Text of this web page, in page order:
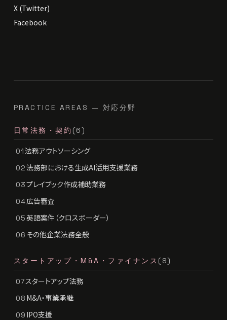
X (Twitter)
Facebook
PRACTICE AREAS — 対応分野
日常法務・契約 (6)
01法務アウトソーシング
02法務部における生成AI活用支援業務
03プレイブック作成補助業務
04広告審査
05英語案件（クロスボーダー）
06 その他企業法務全般
スタートアップ・M&A・ファイナンス (8)
07スタートアップ法務
08 M&A・事業承継
09 IPO支援